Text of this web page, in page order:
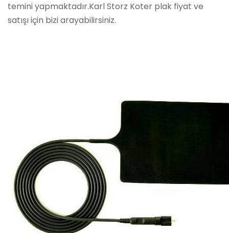
temini yapmaktadır.Karl Storz Koter plak fiyat ve
satışı için bizi arayabilirsiniz.